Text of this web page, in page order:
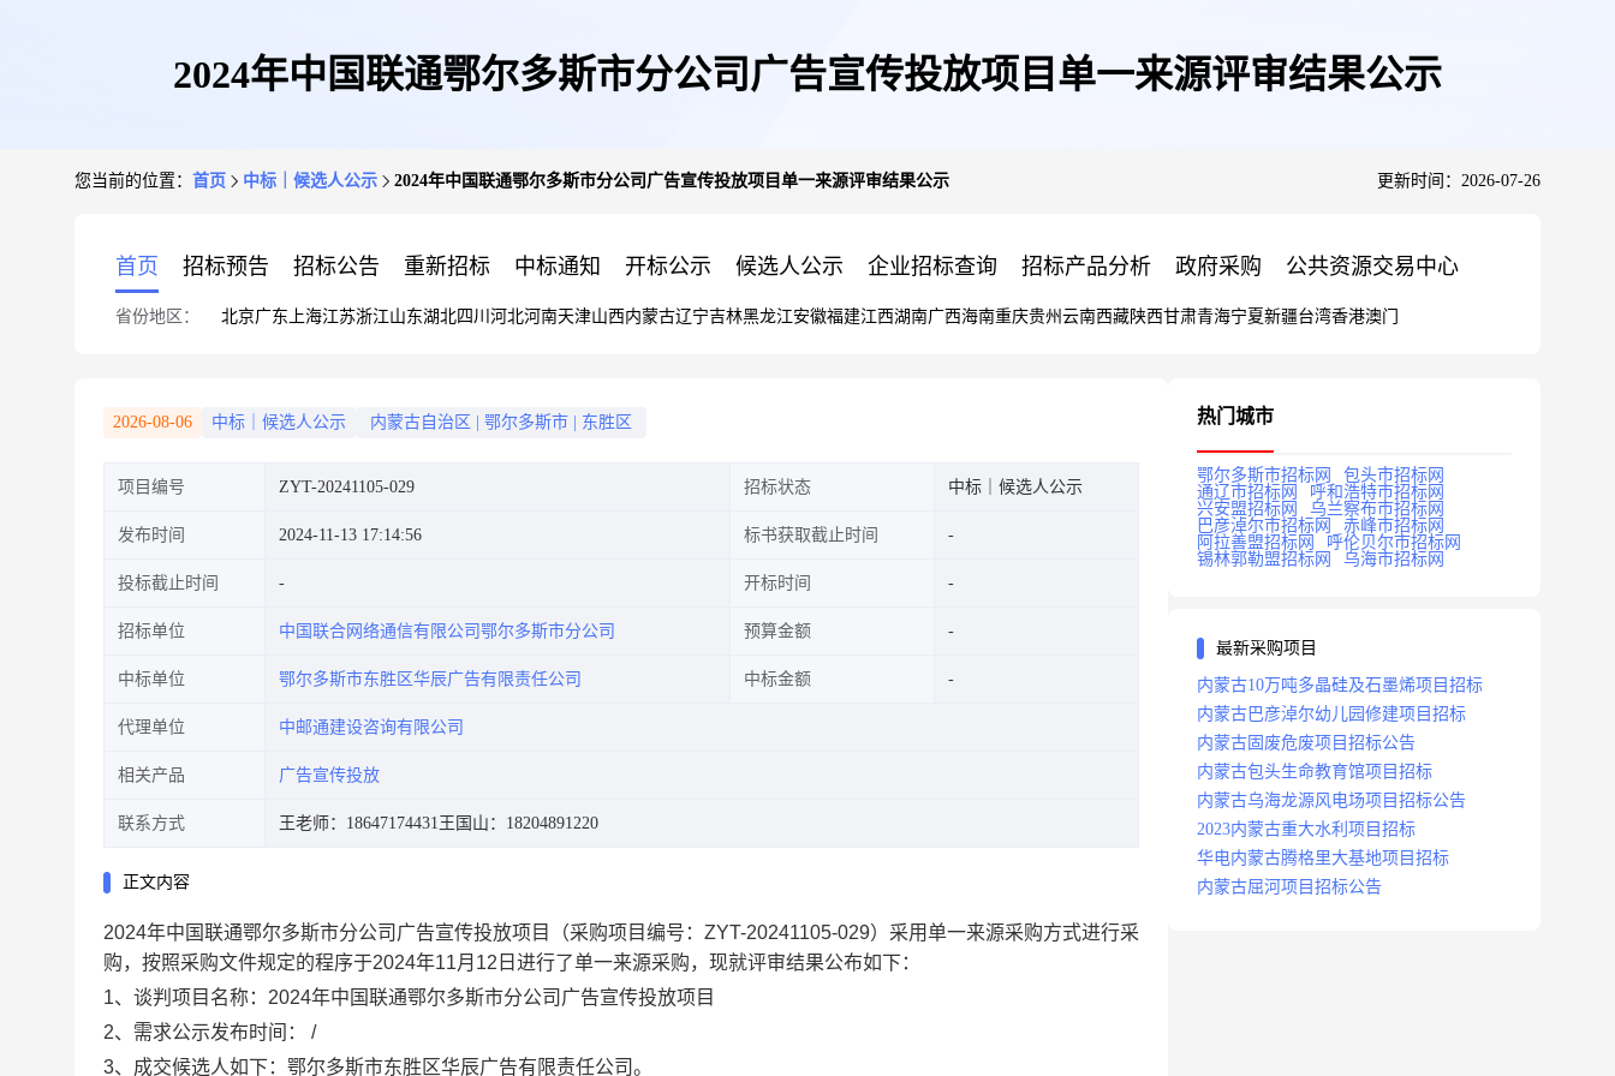
2024年中国联通鄂尔多斯市分公司广告宣传投放项目单一来源评审结果公示
您当前的位置： 首页 中标｜候选人公示 2024年中国联通鄂尔多斯市分公司广告宣传投放项目单一来源评审结果公示 更新时间：2026-07-26
首页 招标预告 招标公告 重新招标 中标通知 开标公示 候选人公示 企业招标查询 招标产品分析 政府采购 公共资源交易中心
省份地区： 北京广东 上海江苏浙江山东湖北四川 河北河南天津山西内蒙古辽宁吉林黑龙江安徽福建江西湖南广西海南重庆贵州 云南西藏陕西甘肃青海宁夏新疆台湾香港澳门
2026-08-06 中标｜候选人公示 内蒙古自治区 鄂尔多斯市 东胜区
项目编号 ZYT-20241105-029 招标状态 中标｜候选人公示
发布时间 2024-11-13 17:14:56 标书获取截止时间
投标截止时间 开标时间
招标单位 中国联合网络通信有限公司鄂尔多斯市分公司 预算金额
中标单位 鄂尔多斯市东胜区华辰广告有限责任公司 中标金额
代理单位 中邮通建设咨询有限公司
相关产品 广告宣传投放
联系方式 王老师：18647174431 王国山：18204891220
正文内容
2024年中国联通鄂尔多斯市分公司广告宣传投放项目（采购项目编号： ZYT-20241105-029） 采用单一来源采购方式进行采
购，按照采购文件规定的程序于2024年11月 12 日进行了单一来源采购，现就评审结果公布如下：
1、 谈判项目名称： 2024年中国联通鄂尔多斯市分公司广告宣传投放项目
2、 需求公示发布时间：
/
3、成交候选人如下： 鄂尔多斯市东胜区华辰广告有限责任公司。
热门城市
鄂尔多斯市招标网
包头市招标网
通辽市招标网
呼和浩特市招标网
兴安盟招标网
乌兰察布市招标网
巴彦淖尔市招标网
赤峰市招标网
阿拉善盟招标网
呼伦贝尔市招标网
锡林郭勒盟招标网
乌海市招标网
最新采购项目
内蒙古10万吨多晶硅及石墨烯项目招标
内蒙古巴彦淖尔幼儿园修建项目招标
内蒙古固废危废项目招标公告
内蒙古包头生命教育馆项目招标
内蒙古乌海龙源风电场项目招标公告
2023内蒙古重大水利项目招标
华电内蒙古腾格里大基地项目招标
内蒙古屈河项目招标公告